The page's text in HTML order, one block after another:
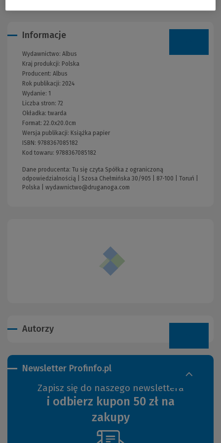
Informacje
Wydawnictwo: Albus
Kraj produkcji: Polska
Producent: Albus
Rok publikacji: 2024
Wydanie: 1
Liczba stron: 72
Okładka:twarda
Format: 22.0x20.0cm
Wersja publikacji: Książka papier
ISBN: 9788367085182
Kod towaru: 9788367085182
Dane producenta: Tu się czyta Spółka z ograniczoną
odpowiedzialnością | Szosa Chełmińska 30/905 | 87-100 | Toruń |
Polska | wydawnictwo@druganoga.com
Autorzy
Newsletter Profinfo.pl
Zapisz się do naszego newslettera
i odbierz kupon 50 zł na
zakupy